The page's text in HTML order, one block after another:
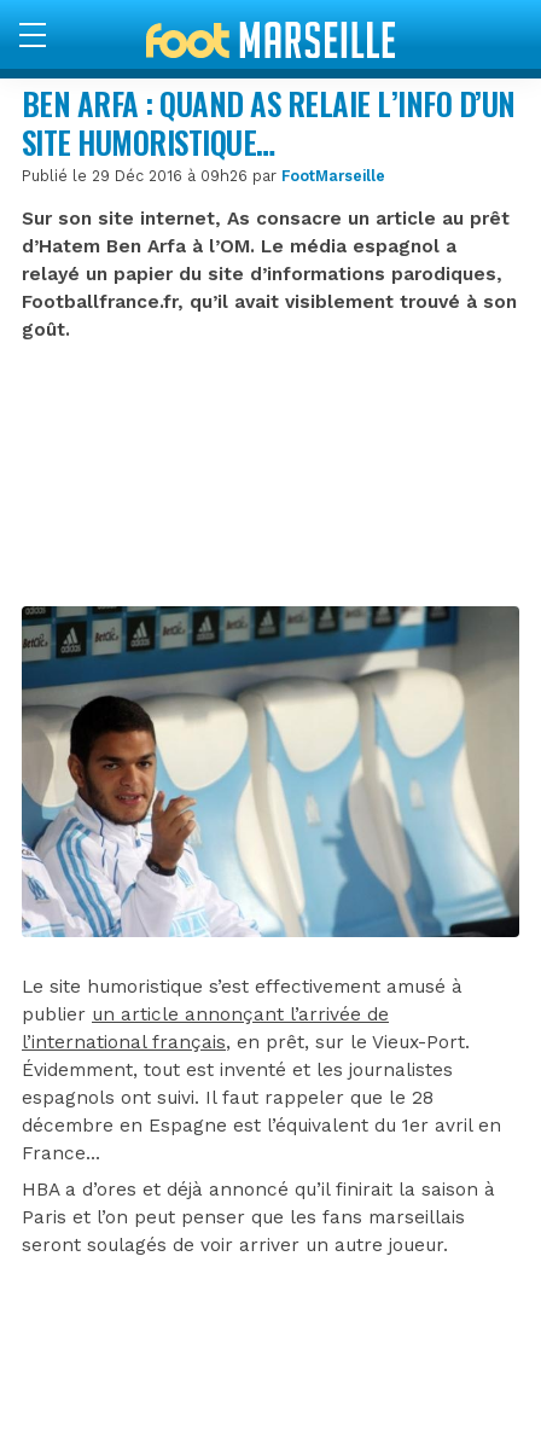
BEN ARFA : QUAND AS RELAIE L’INFO D’UN
SITE HUMORISTIQUE…
Publié le 29 Déc 2016 à 09h26 par FootMarseille
Sur son site internet, As consacre un article au prêt
d’Hatem Ben Arfa à l’OM. Le média espagnol a
relayé un papier du site d’informations parodiques,
Footballfrance.fr, qu’il avait visiblement trouvé à son
goût.
Le site humoristique s’est effectivement amusé à
publier un article annonçant l’arrivée de
l’international français, en prêt, sur le Vieux-Port.
Évidemment, tout est inventé et les journalistes
espagnols ont suivi. Il faut rappeler que le 28
décembre en Espagne est l’équivalent du 1er avril en
France…
HBA a d’ores et déjà annoncé qu’il finirait la saison à
Paris et l’on peut penser que les fans marseillais
seront soulagés de voir arriver un autre joueur.